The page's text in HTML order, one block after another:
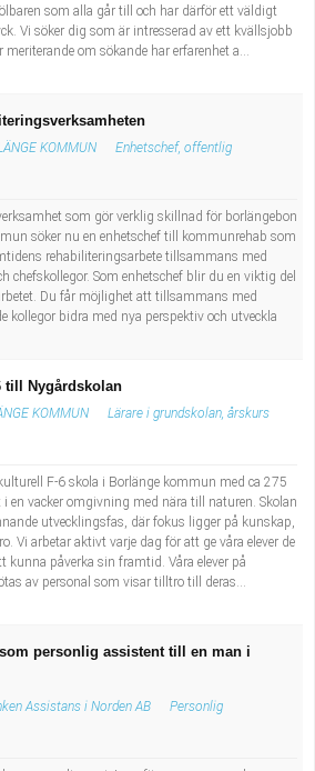
som alla går till och har därför ett väldigt
Vi söker dig som är intresserad av ett kvällsjobb
meriterande om sökande har erfarenhet a...
KOMMUN
Enhetschef, offentlig
som gör verklig skillnad för borlängebon
söker nu en enhetschef till kommunrehab som
rehabiliteringsarbete tillsammans med
chefskollegor. Som enhetschef blir du en viktig del
Du får möjlighet att tillsammans med
kollegor bidra med nya perspektiv och utveckla
till Nygårdskolan
KOMMUN
Lärare i grundskolan, årskurs
F-6 skola i Borlänge kommun med ca 275
i en vacker omgivning med nära till naturen. Skolan
utvecklingsfas, där fokus ligger på kunskap,
Vi arbetar aktivt varje dag för att ge våra elever de
påverka sin framtid. Våra elever på
av personal som visar tilltro till deras...
personlig assistent till en man i
Assistans i Norden AB
Personlig